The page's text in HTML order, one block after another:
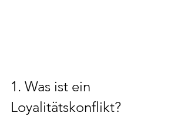
1. Was ist ein
Loyalitätskonflikt?